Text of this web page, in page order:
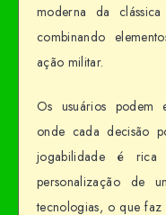
moderna da
combinando
ação militar.
Os usuários podem
onde cada decisão
jogabilidade é rica
personalização de
tecnologias, o que